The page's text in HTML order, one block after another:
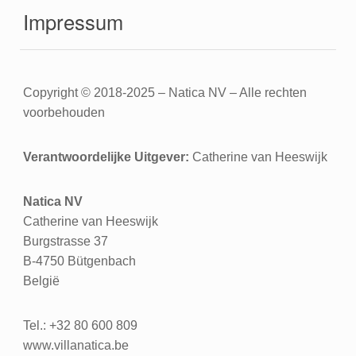
Impressum
Copyright © 2018-2025 – Natica NV – Alle rechten
voorbehouden
Verantwoordelijke Uitgever: Catherine van Heeswijk
Natica NV
Catherine van Heeswijk
Burgstrasse 37
B-4750 Bütgenbach
België
Tel.: +32 80 600 809
www.villanatica.be